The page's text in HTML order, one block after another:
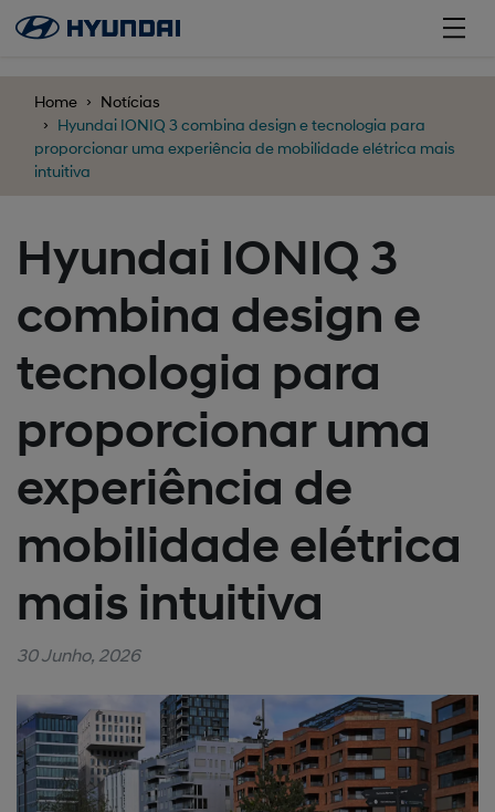
Home
Notícias
Hyundai IONIQ 3 combina design e tecnologia para
proporcionar uma experiência de mobilidade elétrica mais
intuitiva
Hyundai IONIQ 3
combina design e
tecnologia para
proporcionar uma
experiência de
mobilidade elétrica
mais intuitiva
30 Junho, 2026